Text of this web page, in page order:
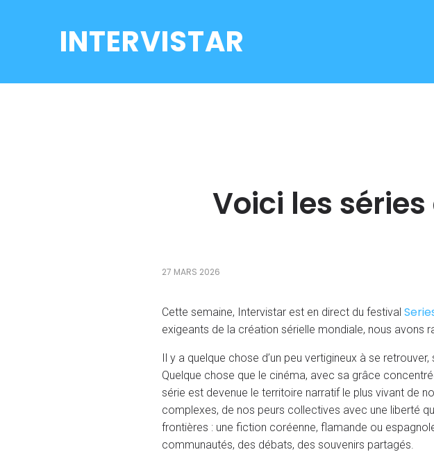
INTERVISTAR
Voici les
27 MARS 2026
Cette semaine, Intervistar est en direct du festival
exigeants de la création sérielle mondiale, nous avons
Il y a quelque chose d’un peu vertigineux à se
Quelque chose que le cinéma, avec sa grâce
série est devenue le territoire narratif le plus vivant de
complexes, de nos peurs collectives avec une liberté
frontières : une fiction coréenne, flamande ou
communautés, des débats, des souvenirs partagés.